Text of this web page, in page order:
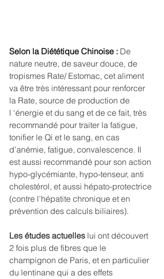
Selon la Diététique Chinoise : De
nature neutre, de saveur douce, de
tropismes Rate/ Estomac, cet aliment
va être très intéressant pour renforcer
la Rate, source de production de
l ‘énergie et du sang et de ce fait, très
recommandé pour traiter la fatigue,
tonifier le Qi et le sang, en cas
d’anémie, fatigue, convalescence. Il
est aussi recommandé pour son action
hypo-glycémiante, hypo-tenseur, anti
cholestérol, et aussi hépato-protectrice
(contre l’hépatite chronique et en
prévention des calculs biliaires).
Les études actuelles lui ont découvert
2 fois plus de fibres que le
champignon de Paris, et en particulier
du lentinane qui a des effets